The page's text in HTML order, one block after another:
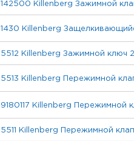
142500 Killenberg Зажимной
1430 Killenberg
5512 Killenberg Зажимной ключ
5513 Killenberg Пережимной
9180117 Killenberg Пережимной
5511 Killenberg Пережимной